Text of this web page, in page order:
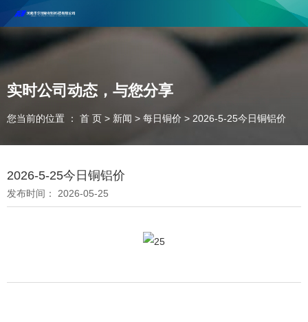
河南丰尔彻新材料科技有限公司欢迎合作咨询！
联系电话：18037947756
实时公司动态，与您分享
您当前的位置 ： 首 页 > 新闻 > 每日铜价 > 2026-5-25今日铜铝价
2026-5-25今日铜铝价
发布时间： 2026-05-25